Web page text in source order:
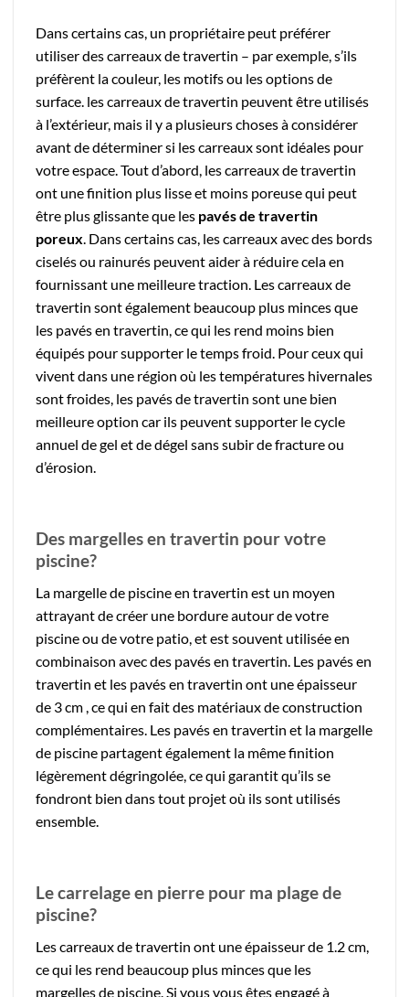
Dans certains cas, un propriétaire peut préférer
utiliser des carreaux de travertin – par exemple, s’ils
préfèrent la couleur, les motifs ou les options de
surface. les carreaux de travertin peuvent être utilisés
à l’extérieur, mais il y a plusieurs choses à considérer
avant de déterminer si les carreaux sont idéales pour
votre espace. Tout d’abord, les carreaux de travertin
ont une finition plus lisse et moins poreuse qui peut
être plus glissante que les pavés de travertin
poreux . Dans certains cas, les carreaux avec des bords
ciselés ou rainurés peuvent aider à réduire cela en
fournissant une meilleure traction. Les carreaux de
travertin sont également beaucoup plus minces que
les pavés en travertin, ce qui les rend moins bien
équipés pour supporter le temps froid. Pour ceux qui
vivent dans une région où les températures hivernales
sont froides, les pavés de travertin sont une bien
meilleure option car ils peuvent supporter le cycle
annuel de gel et de dégel sans subir de fracture ou
d’érosion.
Des margelles en travertin pour votre
piscine?
La margelle de piscine en travertin est un moyen
attrayant de créer une bordure autour de votre
piscine ou de votre patio, et est souvent utilisée en
combinaison avec des pavés en travertin. Les pavés en
travertin et les pavés en travertin ont une épaisseur
de 3 cm , ce qui en fait des matériaux de construction
complémentaires. Les pavés en travertin et la margelle
de piscine partagent également la même finition
légèrement dégringolée, ce qui garantit qu’ils se
fondront bien dans tout projet où ils sont utilisés
ensemble.
Le carrelage en pierre pour ma plage de
piscine?
Les carreaux de travertin ont une épaisseur de 1.2 cm,
ce qui les rend beaucoup plus minces que les
margelles de piscine. Si vous vous êtes engagé à